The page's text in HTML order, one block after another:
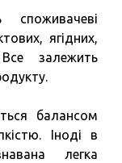
ягідних,
залежить
балансом
Іноді в
легка